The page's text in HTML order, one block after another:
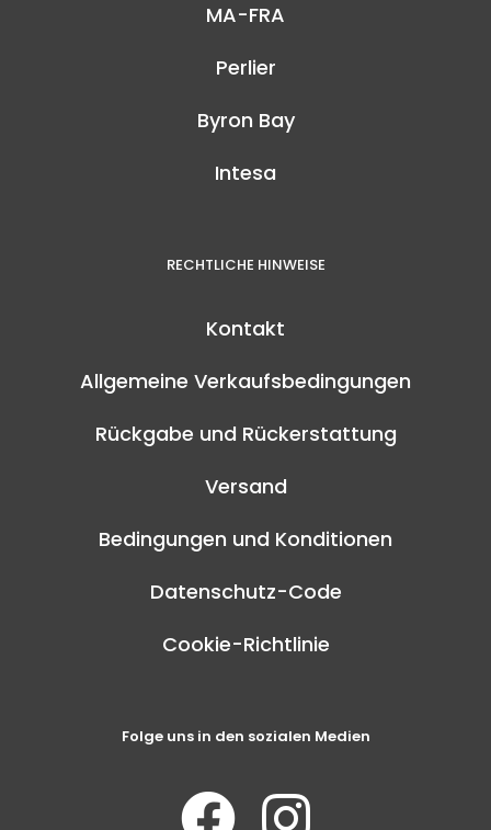
MA-FRA
Perlier
Byron Bay
Intesa
RECHTLICHE HINWEISE
Kontakt
Allgemeine Verkaufsbedingungen
Rückgabe und Rückerstattung
Versand
Bedingungen und Konditionen
Datenschutz-Code
Cookie-Richtlinie
Folge uns in den sozialen Medien